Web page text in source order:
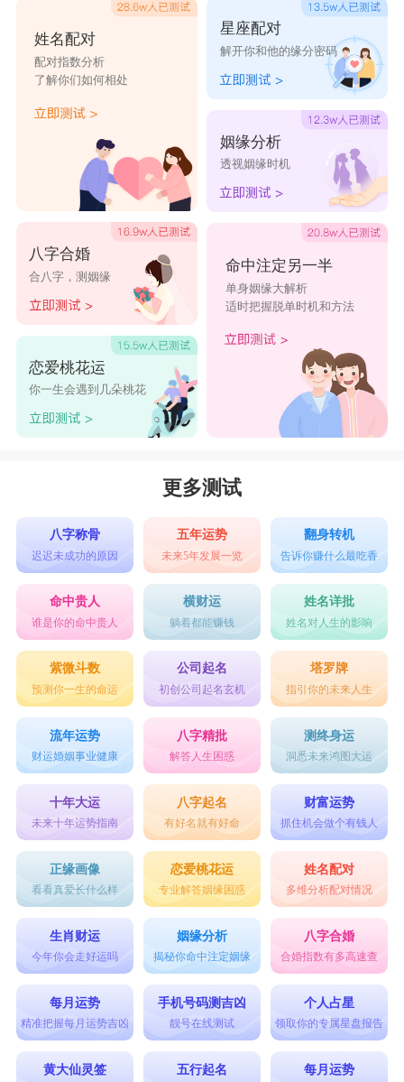
姓名配对
配对指数分析
了解你们如何相处
八字合婚
合八字，测姻缘
恋爱桃花运
你一生会遇到几朵桃花
星座配对
解开你和他的缘分密码
姻缘分析
透视姻缘时机
命中注定另一半
单身姻缘大解析
适时把握脱单时机和方法
更多测试
八字称骨
迟迟未成功的原因
五年运势
未来5年发展一览
翻身转机
告诉你赚什么最吃香
命中贵人
谁是你的命中贵人
横财运
躺着都能赚钱
姓名详批
姓名对人生的影响
紫微斗数
预测你一生的命运
公司起名
初创公司起名玄机
塔罗牌
指引你的未来人生
流年运势
财运婚姻事业健康
八字精批
解答人生困惑
测终身运
洞悉未来鸿图大运
十年大运
未来十年运势指南
八字起名
有好名就有好命
财富运势
抓住机会做个有钱人
正缘画像
看看真爱长什么样
恋爱桃花运
专业解答姻缘困惑
姓名配对
多维分析配对情况
生肖财运
今年你会走好运吗
姻缘分析
揭秘你命中注定姻缘
八字合婚
合婚指数有多高速查
每月运势
精准把握每月运势吉凶
手机号码测吉凶
靓号在线测试
个人占星
领取你的专属星盘报告
黄大仙灵签 五行起名 每月运势